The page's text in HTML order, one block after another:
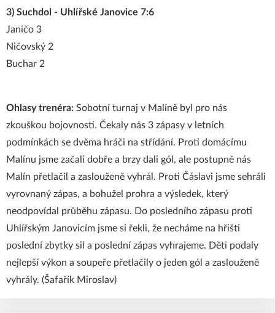
3) Suchdol - Uhlířské Janovice 7:6
Janičo 3
Ničovský 2
Buchar 2
Ohlasy trenéra: Sobotní turnaj v Malíně byl pro nás
zkouškou bojovnosti. Čekaly nás 3 zápasy v letních
podmínkách se dvěma hráči na střídání. Proti domácímu
Malínu jsme začali dobře a brzy dali gól, ale postupně nás
Malín přetlačil a zaslouženě vyhrál. Proti Čáslavi jsme sehráli
vyrovnaný zápas, a bohužel prohra a výsledek, který
neodpovídal průběhu zápasu. Do posledního zápasu proti
Uhlířským Janovicím jsme si řekli, že necháme na hřišti
poslední zbytky sil a poslední zápas vyhrajeme. Děti podaly
nejlepší výkon a soupeře přetlačily o jeden gól a zaslouženě
vyhrály. (Šafařík Miroslav)